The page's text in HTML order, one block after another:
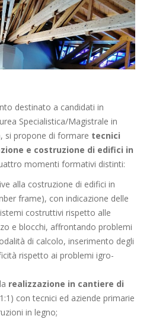
destinato a candidati in
Specialistica/Magistrale in
si propone di formare tecnici
e costruzione di edifici in
momenti formativi distinti:
alla costruzione di edifici in
frame), con indicazione delle
costruttivi rispetto alle
e blocchi, affrontando problemi
di calcolo, inserimento degli
rispetto ai problemi igro-
realizzazione in cantiere di
con tecnici ed aziende primarie
in legno;